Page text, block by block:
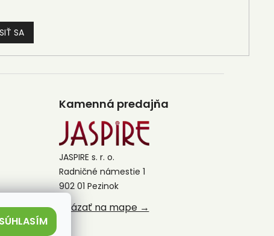
SÚHLASÍM
SA
Kamenná predajňa
JASPIRE s. r. o.
Radničné námestie 1
902 01 Pezinok
Ukázať na mape →